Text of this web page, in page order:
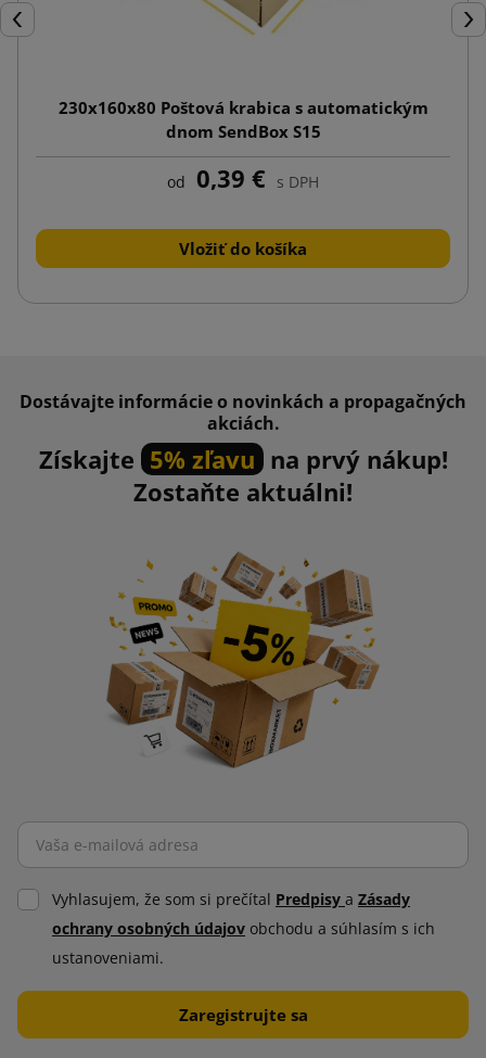
Späť
230x160x80 Poštová krabica s automatickým
dnom SendBox S15
od 0,39 € s DPH
Vložiť do košíka
Dostávajte informácie o novinkách a propagačných
akciách.
Získajte 5% zľavu na prvý nákup!
Zostaňte aktuálni!
Vyhlasujem, že som si prečítal Predpisy a Zásady
ochrany osobných údajov obchodu a súhlasím s ich
ustanoveniami.